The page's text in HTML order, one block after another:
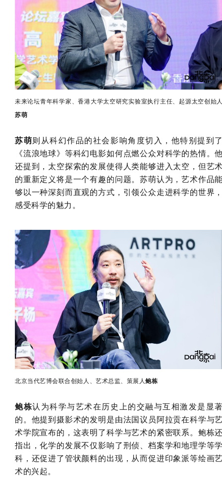
未来论坛青年科学家、香港大学太空研究实验室执行主任、起源太空创始
苏萌
苏萌则从科幻作品的社会影响角度切入，他特别提到
《流浪地球》等科幻电影如何点燃公众对科学的热情。
还提到，太空探索的发展使得人类能够进入太空，但艺
的重新定义将是一个有趣的问题。苏萌认为，艺术作品
够以一种深刻而直观的方式，引领公众走进科学的世界
感受科学的魅力。
北京当代艺博会联合创始人、艺术总监、策展人鲍栋
鲍栋认为科学与艺术在历史上的交融与互相激发是显
的。他提到摄影术的发明是由法国议员阿拉贡在科学与
术学院宣布的，这表明了科学与艺术的紧密联系。鲍栋
指出，化学的发展不仅影响了刑侦、档案学和地理学等
科，还促进了管状颜料的出现，从而促进印象派等绘画
术的兴起。